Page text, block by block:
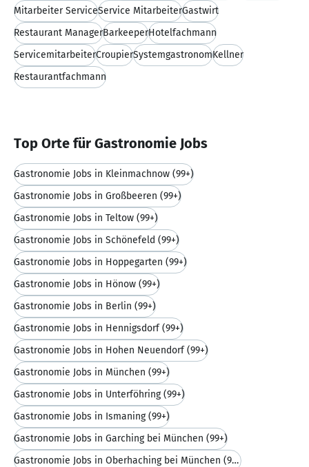
Mitarbeiter ServiceService MitarbeiterGastwirt
Restaurant ManagerBarkeeperHotelfachmann
ServicemitarbeiterCroupierSystemgastronomKellner
Restaurantfachmann
Top Orte für Gastronomie Jobs
Gastronomie Jobs in Kleinmachnow (99+)
Gastronomie Jobs in Großbeeren (99+)
Gastronomie Jobs in Teltow (99+)
Gastronomie Jobs in Schönefeld (99+)
Gastronomie Jobs in Hoppegarten (99+)
Gastronomie Jobs in Hönow (99+)
Gastronomie Jobs in Berlin (99+)
Gastronomie Jobs in Hennigsdorf(99+)
Gastronomie Jobs in Hohen Neuendorf(99+)
Gastronomie Jobs in München (99+)
Gastronomie Jobs in Unterföhring(99+)
Gastronomie Jobs in Ismaning(99+)
Gastronomie Jobs in Garching bei München (99+)
Gastronomie Jobs in Oberhaching bei München (99+)